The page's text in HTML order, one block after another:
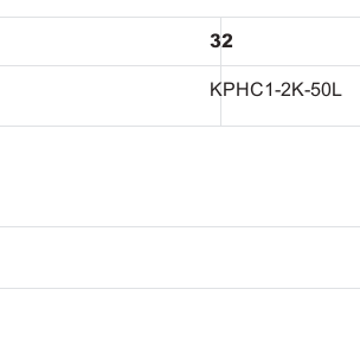
32
KPHC1-2K-50L